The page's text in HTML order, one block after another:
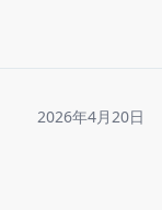
2026年4月20日